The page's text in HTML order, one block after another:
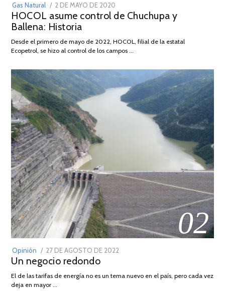
Gas Natural
POSTED
ON
2 DE MAYO DE 2020
DE
2026
HOCOL asume control de Chuchupa y
Ballena: Historia
Desde el primero de mayo de 2022, HOCOL, filial de la estatal
Ecopetrol, se hizo al control de los campos …
02
Opinión
POSTED
ON
27 DE AGOSTO DE 2022
DE
Un negocio redondo
El de las tarifas de energía no es un tema nuevo en el país, pero cada vez
deja en mayor …